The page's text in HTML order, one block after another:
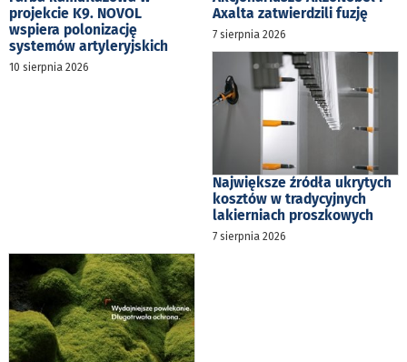
projekcie K9. NOVOL
wspiera polonizację
systemów artyleryjskich
10 sierpnia 2026
Axalta zatwierdzili fuzję
7 sierpnia 2026
Największe źródła ukrytych
kosztów w tradycyjnych
lakierniach proszkowych
7 sierpnia 2026